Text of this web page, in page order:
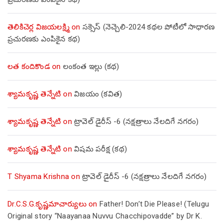
తెలికిచెర్ల విజయలక్ష్మిon సక్సెస్ (నెచ్చెలి-2024 కథల పోటీలో సాధారణ
ప్రచురణకు ఎంపికైన కథ)
లత కందికొండon లంకంత ఇల్లు (కథ)
శ్యామకృష్ణ తెన్నేటి on విజయం (కవిత)
శ్యామకృష్ణ తెన్నేటి on ట్రావెల్ డైరీస్ -6 (నక్షత్రాలు నేలదిగే నగరం)
శ్యామకృష్ణ తెన్నేటి on విషమ పరీక్ష (క‌థ‌)
T Shyama Krishna on ట్రావెల్ డైరీస్ -6 (నక్షత్రాలు నేలదిగే నగరం)
Dr.C.S.G.కృష్ణమాచార్యులుon Father! Don’t Die Please! (Telugu
Original story “Naayanaa Nuvvu Chacchipovadde” by Dr K.